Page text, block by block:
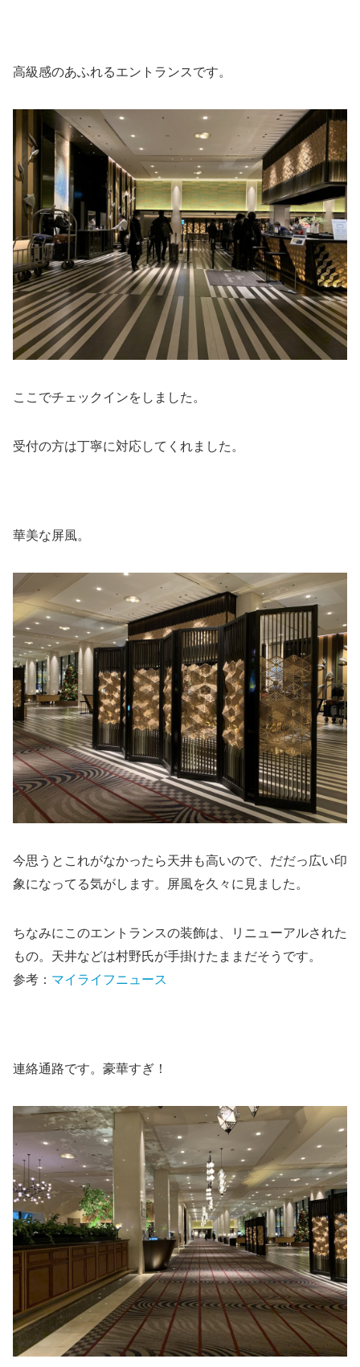
高級感のあふれるエントランスです。
ここでチェックインをしました。
受付の方は丁寧に対応してくれました。
華美な屏風。
今思うとこれがなかったら天井も高いので、だだっ広い印
象になってる気がします。屏風を久々に見ました。
ちなみにこのエントランスの装飾は、リニューアルされた
もの。天井などは村野氏が手掛けたままだそうです。
参考： マイライフニュース
連絡通路です。豪華すぎ！